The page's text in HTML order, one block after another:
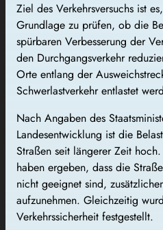
Ziel des Verkehrsversuchs ist
Grundlage zu prüfen, ob die
spürbaren Verbesserung der
den Durchgangsverkehr
Orte entlang der
Schwerlastverkehr entlastet
Nach Angaben des
Landesentwicklung ist die
Straßen seit längerer Zeit
haben ergeben, dass die
nicht geeignet sind,
aufzunehmen. Gleichzeitig
Verkehrssicherheit festgestellt.